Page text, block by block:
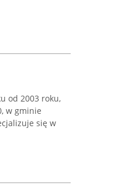
od 2003 roku,
w gminie
się w